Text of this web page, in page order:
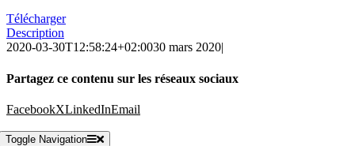
Télécharger
Description
2020-03-30T12:58:24+02:0030 mars 2020|
Partagez ce contenu sur les réseaux sociaux
FacebookXLinkedInEmail
Toggle Navigation